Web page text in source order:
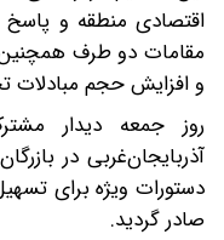
اقتصادی منطقه و پاسخ
مقامات دو طرف
و افزایش حجم مبادلات
روز جمعه دیدار
آذربایجان‌غربی در
دستورات ویژه برای
صادر گردید.